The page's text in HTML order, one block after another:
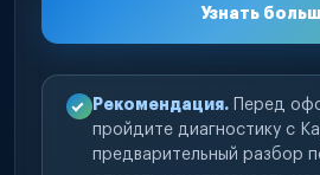
Узнать
Рекомендация. Перед
пройдите диагностику с
предварительный разбор